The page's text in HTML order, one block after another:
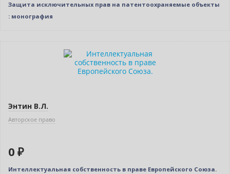
Защита исключительных прав на патентоохраняемые объекты
: монография
Энтин В.Л.
Авторское право
0 ₽
Интеллектуальная собственность в праве Европейского Союза.